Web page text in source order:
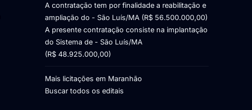
A contratação tem por finalidade a reabilitação e
ampliação do - São Luís/MA (R$ 56.500.000,00)
A presente contratação consiste na implantação
do Sistema de - São Luís/MA
(R$ 48.925.000,00)
Mais licitações em Maranhão
Buscar todos os editais